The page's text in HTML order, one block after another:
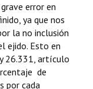
error en
ya que nos
la no inclusión
ejido. Esto en
26.331, artículo
de
por cada